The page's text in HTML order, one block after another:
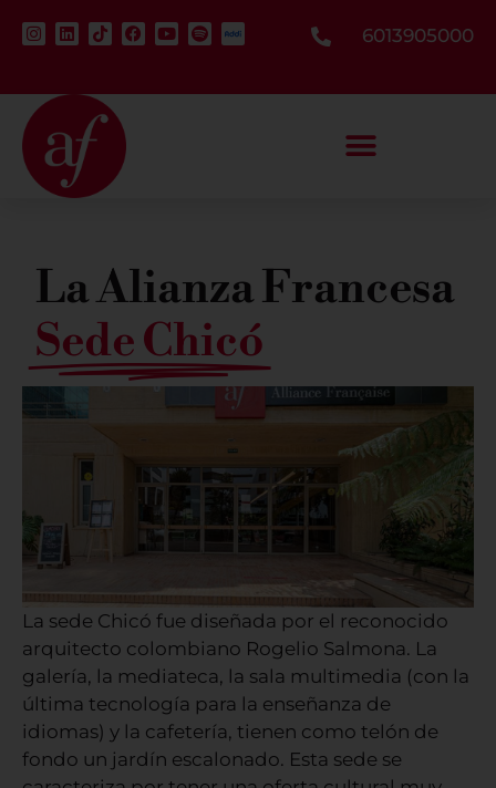
6013905000
La Alianza Francesa​
Sede Chicó
La sede Chicó fue diseñada por el reconocido
arquitecto colombiano Rogelio Salmona. La
galería, la mediateca, la sala multimedia (con la
última tecnología para la enseñanza de
idiomas) y la cafetería, tienen como telón de
fondo un jardín escalonado. Esta sede se